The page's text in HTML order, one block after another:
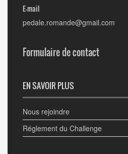
E-mail
pedale.romande@gmail.com
Formulaire de contact
EN SAVOIR PLUS
Nous rejoindre
Réglement du Challenge